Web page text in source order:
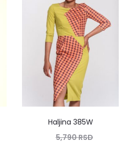
Haljina 385W
5,790RSD